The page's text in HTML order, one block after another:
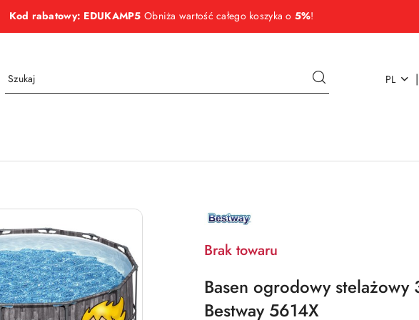
Kod rabatowy: EDUKAMP5 Obniża wartość całego koszyka o 5%!
PL |
NAZWA
PRODUCENTA:
Brak towaru
Basen ogrodowy stelażowy
Bestway 5614X